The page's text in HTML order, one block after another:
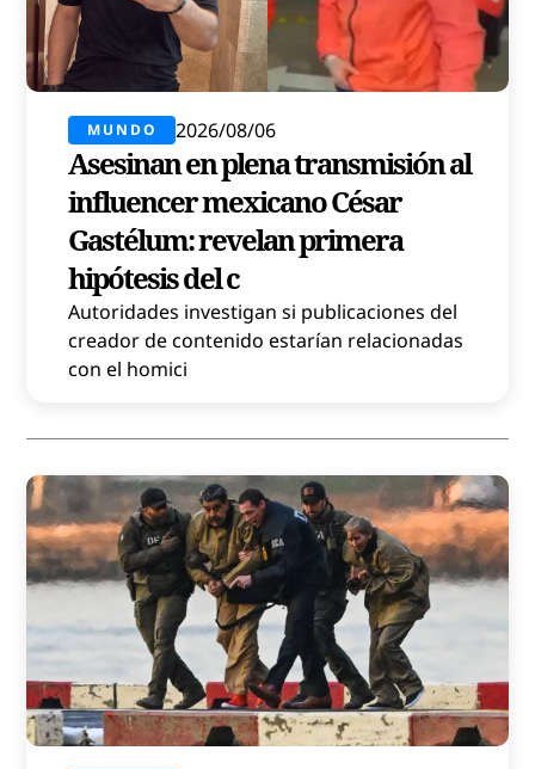
MUNDO 2026/08/06
Asesinan en plena transmisión al
influencer mexicano César
Gastélum: revelan primera
hipótesis del c
Autoridades investigan si publicaciones del
creador de contenido estarían relacionadas
con el homici